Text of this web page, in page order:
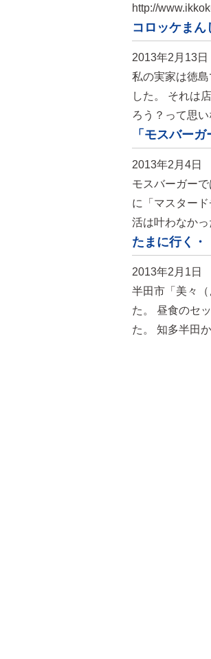
http://
コロッケまん
2013年2月13日
私の実家は徳
した。 それは
ろう？って思
「モスバーガ
2013年2月4日
モスバーガー
に「マスター
活は叶わなか
たまに行く・
2013年2月1日
半田市「美々
た。 昼食のセ
た。 知多半田